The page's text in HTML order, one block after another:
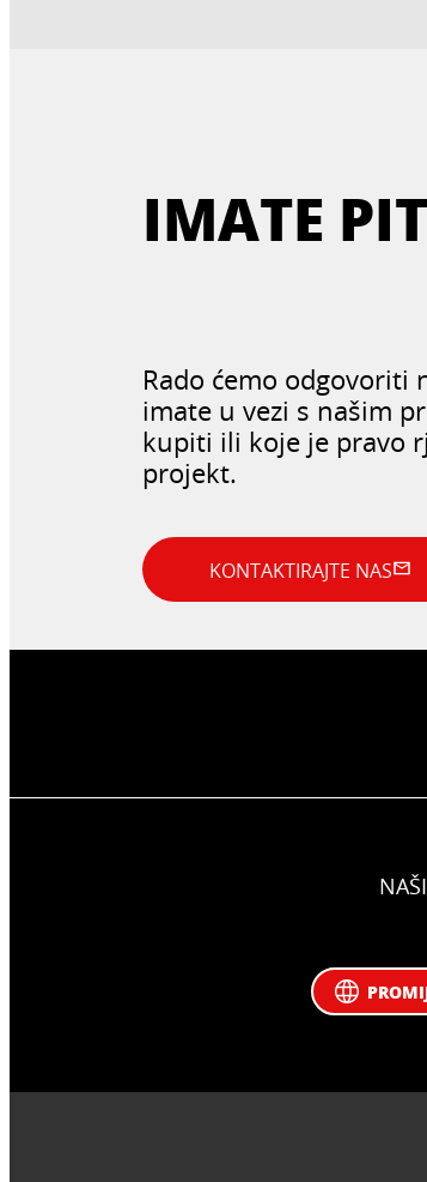
IMATE
Rado ćemo odgovoriti
imate u vezi s našim
kupiti ili koje je pravo
projekt.
KONTAKTIRAJTE NAS